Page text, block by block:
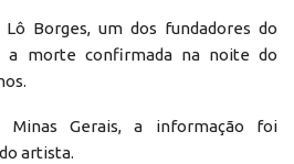
Borges, um dos fundadores do
a morte confirmada na noite do
Gerais, a informação foi
artista.